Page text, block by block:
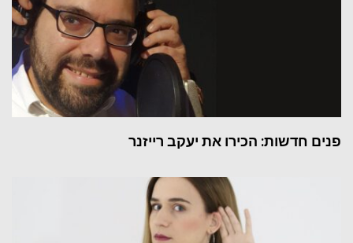
פנים חדשות: הכירו את יעקב רייזנר